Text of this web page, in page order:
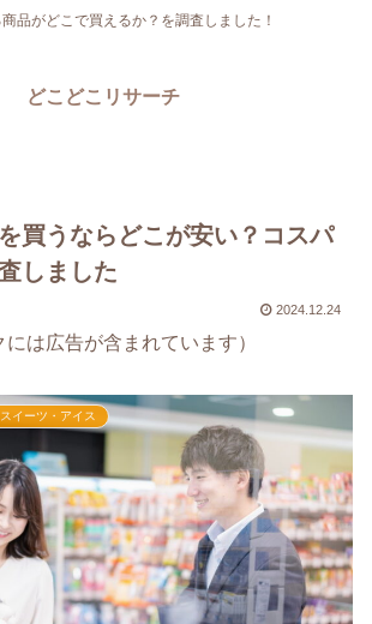
品がどこで買えるか？を調査しました！
どこどこリサーチ
買うならどこが安い？コスパ
しました
2024.12.24
には広告が含まれています）
イーツ・アイス